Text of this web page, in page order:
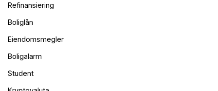
Refinansiering
Boliglån
Eiendomsmegler
Boligalarm
Student